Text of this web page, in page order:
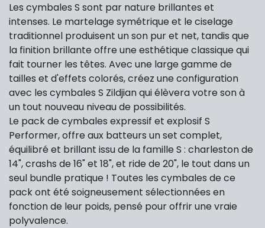
Les cymbales S sont par nature brillantes et
intenses. Le martelage symétrique et le ciselage
traditionnel produisent un son pur et net, tandis que
la finition brillante offre une esthétique classique qui
fait tourner les têtes. Avec une large gamme de
tailles et d'effets colorés, créez une configuration
avec les cymbales S Zildjian qui élèvera votre son à
un tout nouveau niveau de possibilités.
Le pack de cymbales expressif et explosif S
Performer, offre aux batteurs un set complet,
équilibré et brillant issu de la famille S : charleston de
14", crashs de 16" et 18", et ride de 20", le tout dans un
seul bundle pratique ! Toutes les cymbales de ce
pack ont été soigneusement sélectionnées en
fonction de leur poids, pensé pour offrir une vraie
polyvalence.